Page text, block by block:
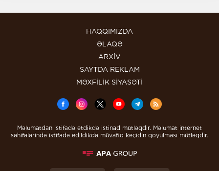
HAQQIMIZDA
ƏLAQƏ
ARXİV
SAYTDA REKLAM
MƏXFİLİK SİYASƏTİ
Məlumatdan istifadə etdikdə istinad mütləqdir. Məlumat internet
səhifələrində istifadə edildikdə müvafiq keçidin qoyulması mütləqdir.